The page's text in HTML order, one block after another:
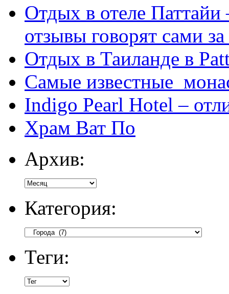
Отдых в отеле
отзывы говорят сами за
Отдых в Таиланде в
Самые известные
Indigo Pearl Hotel –
Храм Ват По
Архив:
Категория:
Теги: